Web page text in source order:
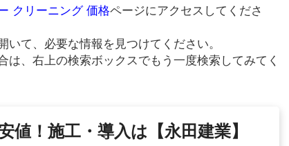
クリーニング 価格ページにアクセスしてくださ
て、必要な情報を見つけてください。
は、右上の検索ボックスでもう一度検索してみてく
！施工・導入は【永田建業】